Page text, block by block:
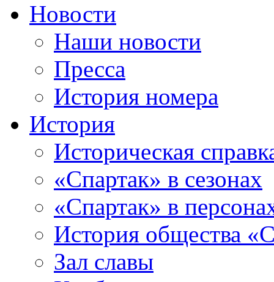
Новости
Наши новости
Пресса
История номера
История
Историческая
«Спартак» в сезонах
«Спартак» в
История общества
Зал славы